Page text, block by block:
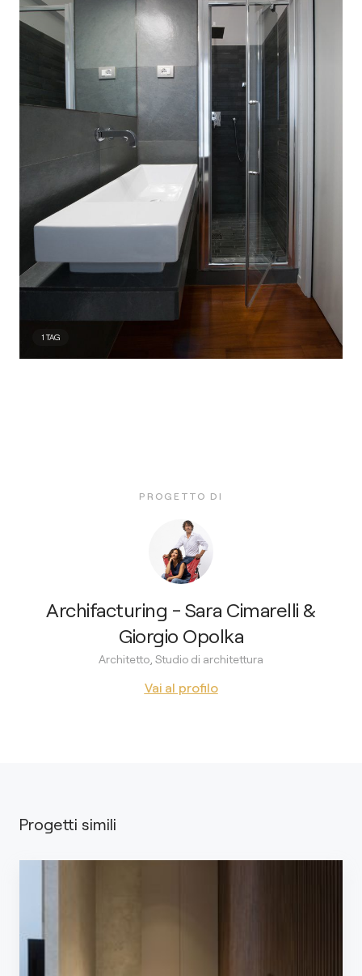
1TAG
PROGETTO DI
Archifacturing - Sara Cimarelli &
Giorgio Opolka
Architetto, Studio di architettura
Vai al profilo
Progetti simili